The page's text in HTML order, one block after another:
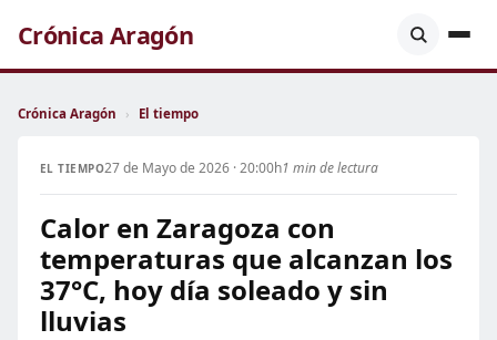
Crónica Aragón
Crónica Aragón › El tiempo
EL TIEMPO27 de Mayo de 2026 · 20:00h1 min de lectura
Calor en Zaragoza con
temperaturas que alcanzan los
37°C, hoy día soleado y sin
lluvias